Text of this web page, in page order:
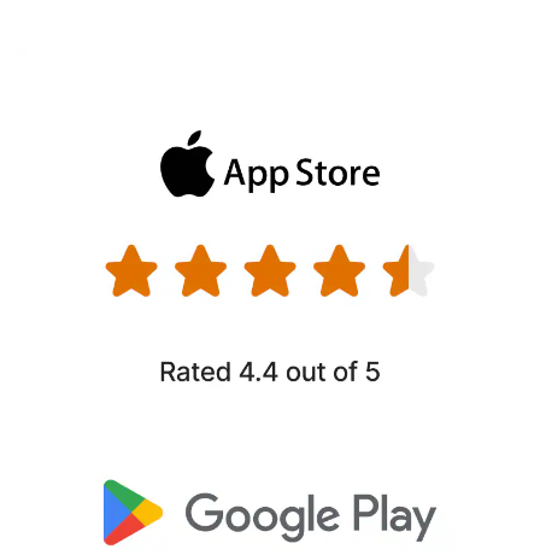
Dark Web Monitoring
Otrzymuj powiadomienia, jeśli znajdziemy Twoje dane
tożsamości, i podejmuj szybkie działania, aby
zabezpieczyć swoje konta i nie pozwolić na ich
Kontrola rodzicielska